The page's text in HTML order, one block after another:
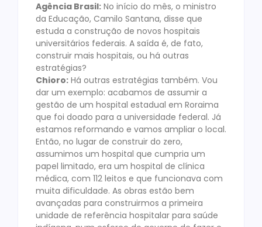
Agência Brasil: No início do mês, o ministro
da Educação, Camilo Santana, disse que
estuda a construção de novos hospitais
universitários federais. A saída é, de fato,
construir mais hospitais, ou há outras
estratégias?
Chioro: Há outras estratégias também. Vou
dar um exemplo: acabamos de assumir a
gestão de um hospital estadual em Roraima
que foi doado para a universidade federal. Já
estamos reformando e vamos ampliar o local.
Então, no lugar de construir do zero,
assumimos um hospital que cumpria um
papel limitado, era um hospital de clínica
médica, com 112 leitos e que funcionava com
muita dificuldade. As obras estão bem
avançadas para construirmos a primeira
unidade de referência hospitalar para saúde